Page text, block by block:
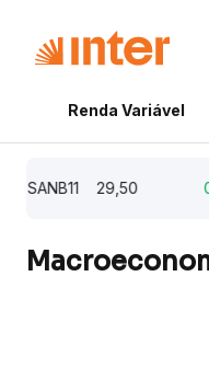
Renda Variável
SANB11 29,50